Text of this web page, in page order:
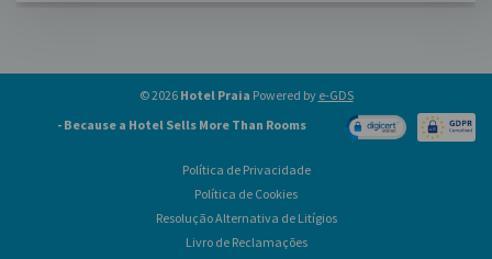
© 2026 Hotel Praia Powered by e-GDS
- Because a Hotel Sells More Than Rooms
Política de Privacidade
Política de Cookies
Resolução Alternativa de Litígios
Livro de Reclamações